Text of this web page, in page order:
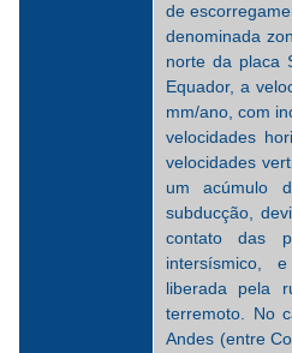
de
denominada
norte da placa
Equador, a
mm/ano, com
velocidades
velocidades
um acúmulo
subducção,
contato das
intersísmico,
liberada pela
terremoto. No
Andes (entre